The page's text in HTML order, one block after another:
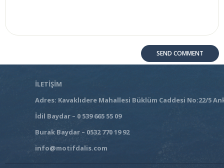
İLETİŞİM
Adres: Kavaklıdere Mahallesi Büklüm Caddesi No:22/5
İdil Baydar – 0 539 665 55 09
Burak Baydar – 0532 770 19 92
info@motifdalis.com